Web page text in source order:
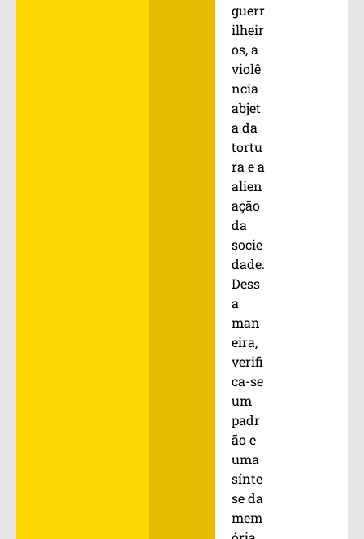
guerr
ilheir
os, a
violê
ncia
abjet
a da
tortu
ra e a
alien
ação
da
socie
dade.
Dess
a
man
eira,
verifi
ca-se
um
padr
ão e
uma
sínte
se da
mem